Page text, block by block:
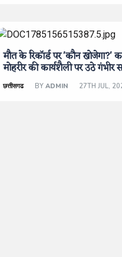
मौत के रिकॉर्ड पर 'कौन खोजेगा?'
मोहरीर की कार्यशैली पर उठे गंभीर
छत्तीसगढ BY ADMIN 27TH JUL,